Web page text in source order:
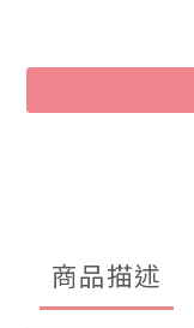
商品描述